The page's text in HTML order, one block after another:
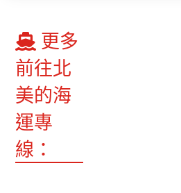
更多
前往北
美的海
運專
線：